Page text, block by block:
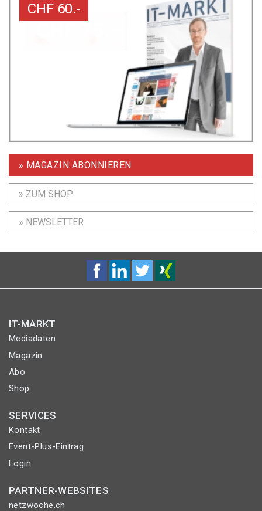
CHF 60.-
» MAGAZIN ABONNIEREN
» ZUM SHOP
» NEWSLETTER
IT-MARKT
Mediadaten
Magazin
Abo
Shop
SERVICES
Kontakt
Event-Plus-Eintrag
Login
PARTNER-WEBSITES
netzwoche.ch